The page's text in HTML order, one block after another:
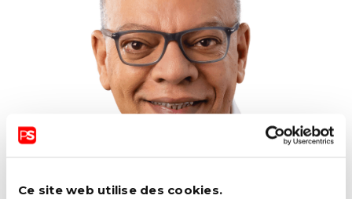
Ce site web utilise des cookies.